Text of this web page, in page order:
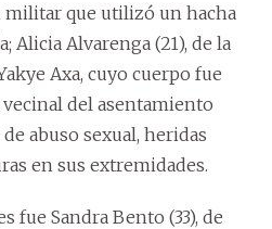
militar que utilizó un hacha
Alicia Alvarenga (21), de la
Axa, cuyo cuerpo fue
del asentamiento
abuso sexual, heridas
en sus extremidades.
fue Sandra Bento (33), de